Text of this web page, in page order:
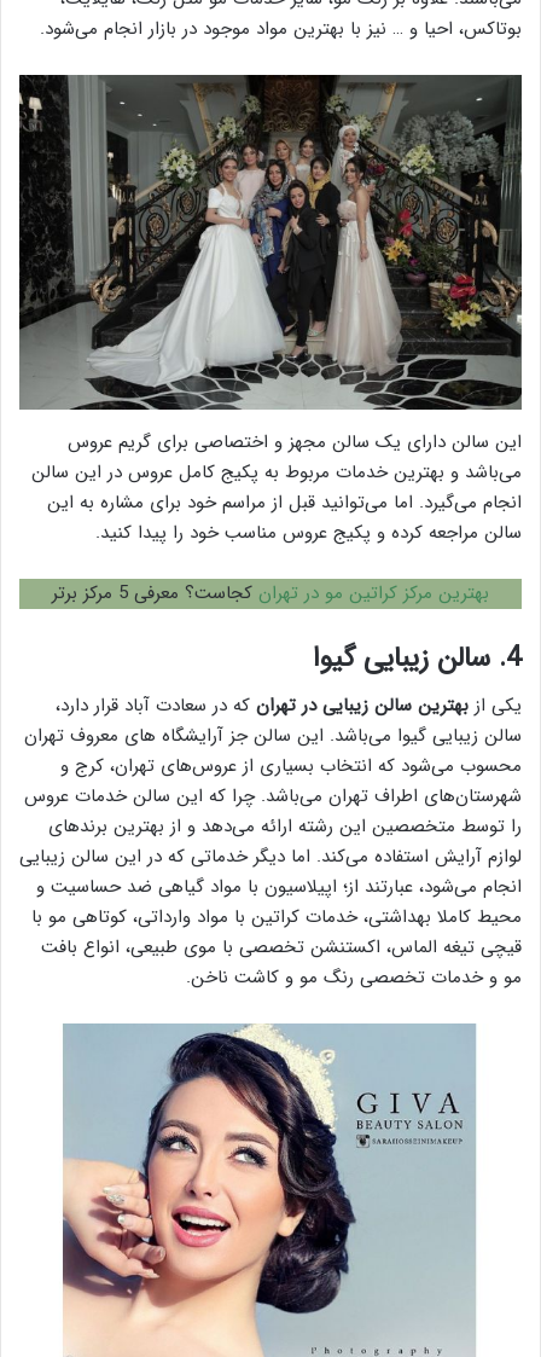
بوتاکس، احیا و … نیز با بهترین مواد موجود در بازار انجام می‌شود.
این سالن دارای یک سالن مجهز و اختصاصی برای گریم عروس
می‌باشد و بهترین خدمات مربوط به پکیج کامل عروس در این سالن
انجام می‌گیرد. اما می‌توانید قبل از مراسم خود برای مشاره به این
سالن مراجعه کرده و پکیج عروس مناسب خود را پیدا کنید.
بهترین مرکز کراتین مو در تهران کجاست؟ معرفی 5 مرکز برتر
4. سالن زیبایی گیوا
یکی از بهترین سالن زیبایی در تهران که در سعادت آباد قرار دارد،
سالن زیبایی گیوا می‌باشد. این سالن جز آرایشگاه های معروف تهران
محسوب می‌شود که انتخاب بسیاری از عروس‌های تهران، کرج و
شهرستان‌های اطراف تهران می‌باشد. چرا که این سالن خدمات عروس
را توسط متخصصین این رشته ارائه می‌دهد و از بهترین برند‌های
لوازم آرایش استفاده می‌کند. اما دیگر خدماتی که در این سالن زیبایی
انجام می‌شود، عبارتند از؛ اپیلاسیون با مواد گیاهی ضد حساسیت و
محیط کاملا بهداشتی، خدمات کراتین با مواد وارداتی، کوتاهی مو با
قیچی تیغه الماس، اکستنشن تخصصی با موی طبیعی، انواع بافت
مو و خدمات تخصصی رنگ مو و کاشت ناخن.